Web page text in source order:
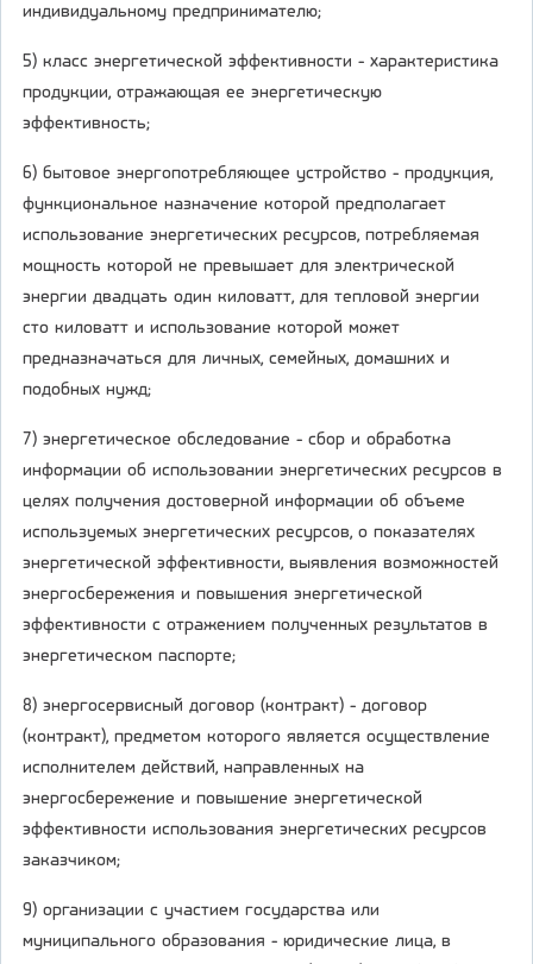
индивидуальному предпринимателю;
5) класс энергетической эффективности - характеристика
продукции, отражающая ее энергетическую
эффективность;
6) бытовое энергопотребляющее устройство - продукция,
функциональное назначение которой предполагает
использование энергетических ресурсов, потребляемая
мощность которой не превышает для электрической
энергии двадцать один киловатт, для тепловой энергии
сто киловатт и использование которой может
предназначаться для личных, семейных, домашних и
подобных нужд;
7) энергетическое обследование - сбор и обработка
информации об использовании энергетических ресурсов в
целях получения достоверной информации об объеме
используемых энергетических ресурсов, о показателях
энергетической эффективности, выявления возможностей
энергосбережения и повышения энергетической
эффективности с отражением полученных результатов в
энергетическом паспорте;
8) энергосервисный договор (контракт) - договор
(контракт), предметом которого является осуществление
исполнителем действий, направленных на
энергосбережение и повышение энергетической
эффективности использования энергетических ресурсов
заказчиком;
9) организации с участием государства или
муниципального образования - юридические лица, в